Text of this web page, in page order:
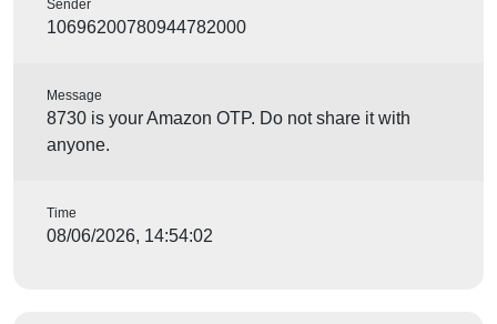
Sender
10696200780944782000
Message
8730 is your Amazon OTP. Do not share it with
anyone.
Time
08/06/2026, 14:54:02